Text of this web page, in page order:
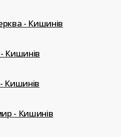
- Кишинів
Кишинів
Кишинів
- Кишинів